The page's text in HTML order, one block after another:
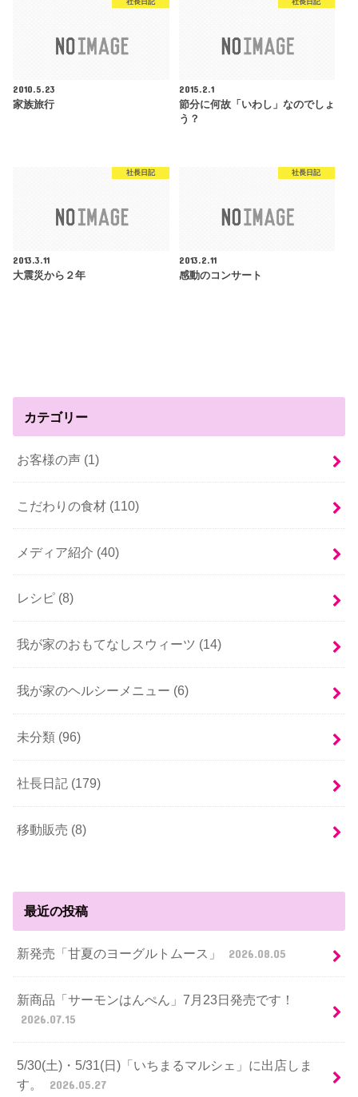
2010.5.23
家族旅行
2015.2.1
節分に何故「いわし」なのでしょ
う？
社長日記
2013.3.11
大震災から２年
社長日記
2013.2.11
感動のコンサート
カテゴリー
お客様の声 (1)
こだわりの食材 (110)
メディア紹介 (40)
レシピ (8)
我が家のおもてなしスウィーツ (14)
我が家のヘルシーメニュー (6)
未分類 (96)
社長日記 (179)
移動販売 (8)
最近の投稿
新発売「甘夏のヨーグルトムース」 2026.08.05
新商品「サーモンはんぺん」7月23日発売です！
2026.07.15
5/30(土)・5/31(日)「いちまるマルシェ」に出店しま
す。
2026.05.27